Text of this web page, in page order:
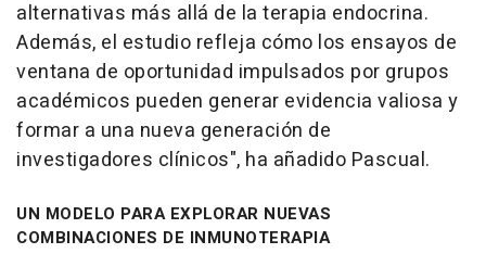
alternativas más allá de la terapia endocrina.
Además, el estudio refleja cómo los ensayos de
ventana de oportunidad impulsados por grupos
académicos pueden generar evidencia valiosa y
formar a una nueva generación de
investigadores clínicos", ha añadido Pascual.
UN MODELO PARA EXPLORAR NUEVAS
COMBINACIONES DE INMUNOTERAPIA